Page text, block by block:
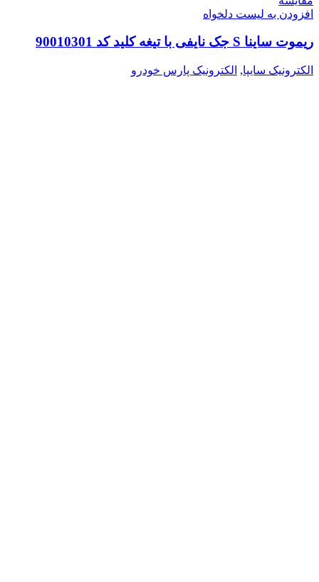
افزودن به لیست دلخواه
ریموت ساینا S جک نایفی با تیغه کلید کد 90010301
الکترونیک سایپا, الکترونیک پارس خودرو